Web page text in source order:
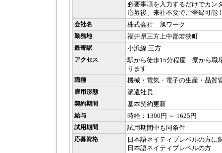
必要事項を入力するだけでカン
応募後、来社不要でご登録可能
会社名 株式会社 旭ワーク
勤務地 福井県三方上中郡若狭町
最寄駅 小浜線 三方
アクセス
駅から徒歩15分程度 寮から職
ります
職種 機械・電気・電子の生産・品質
雇用形態 派遣社員
契約期間 基本契約更新
給与 時給：1300円 ～ 1625円
試用期間 試用期間中も同条件
応募資格
日本語ネイティブレベルの方に
日本語ネイティブレベルの方